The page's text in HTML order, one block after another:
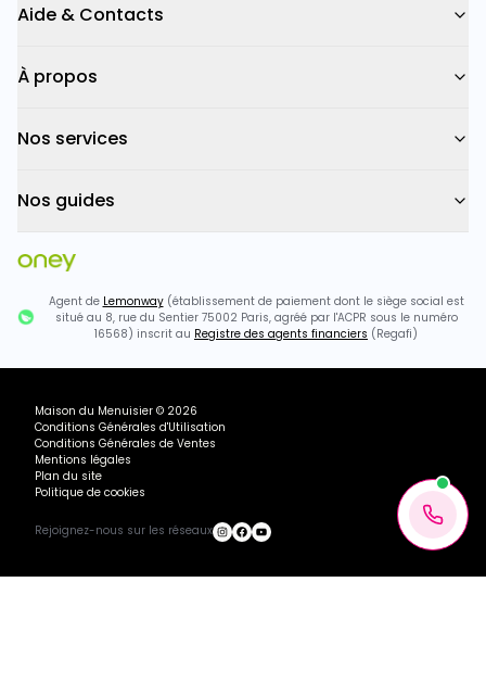
Aide & Contacts
À propos
Nos services
Nos guides
Agent de Lemonway(établissement de paiement dont le siège social est
situé au 8, rue du Sentier 75002 Paris, agréé par l'ACPR sous le numéro
16568) inscrit au Registre des agents financiers (Regafi)
Maison du Menuisier © 2026
Conditions Générales d'Utilisation
Conditions Générales de Ventes
Mentions légales
Plan du site
Politique de cookies
Rejoignez-nous sur les réseaux